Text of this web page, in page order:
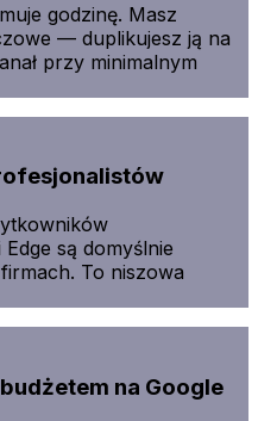
godzinę. Masz
— duplikujesz ją na
przy minimalnym
są domyślnie
To niszowa
na Google